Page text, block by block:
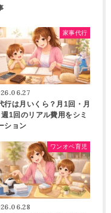
家事代行
行は月いくら？月1回・月
1回のリアル費用をシミ
ション
ワンオペ育児